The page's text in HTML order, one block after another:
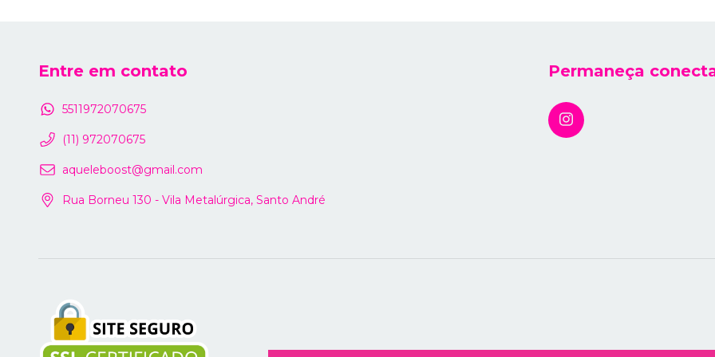
Entre em contato
5511972070675
(11) 972070675
aqueleboost@gmail.com
Rua Borneu 130 - Vila Metalúrgica, Santo André
Permaneça